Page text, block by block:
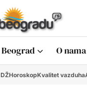
Beograd O nama
HoroskopKvalitet vazduha